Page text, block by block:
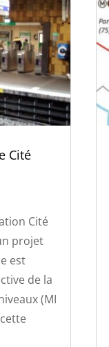
Cité
Cité
projet
est
de la
(MI